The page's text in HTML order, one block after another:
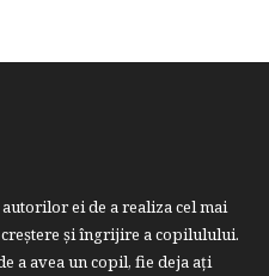
ei de a realiza cel mai
şi îngrijire a copilulului.
a avea un copil, fie deja aţi